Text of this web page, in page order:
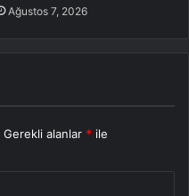
Ağustos 7, 2026
Gerekli alanlar * ile